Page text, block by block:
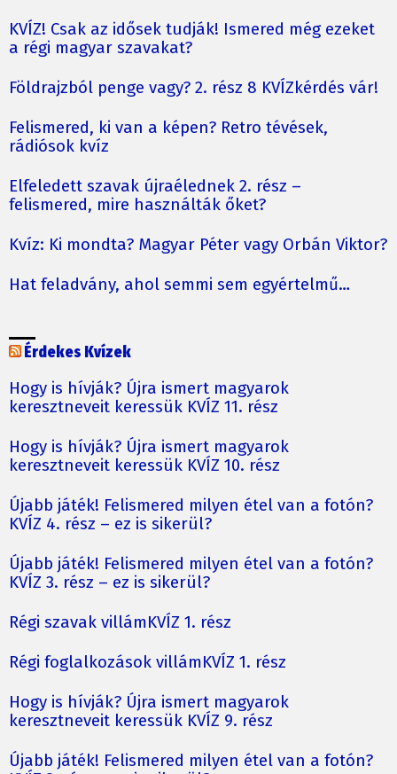
KVÍZ! Csak az idősek tudják! Ismered még ezeket
a régi magyar szavakat?
Földrajzból penge vagy? 2. rész 8 KVÍZkérdés vár!
Felismered, ki van a képen? Retro tévések,
rádiósok kvíz
Elfeledett szavak újraélednek 2. rész –
felismered, mire használták őket?
Kvíz: Ki mondta? Magyar Péter vagy Orbán Viktor?
Hat feladvány, ahol semmi sem egyértelmű…
Érdekes Kvízek
Hogy is hívják? Újra ismert magyarok
keresztneveit keressük KVÍZ 11. rész
Hogy is hívják? Újra ismert magyarok
keresztneveit keressük KVÍZ 10. rész
Újabb játék! Felismered milyen étel van a fotón?
KVÍZ 4. rész – ez is sikerül?
Újabb játék! Felismered milyen étel van a fotón?
KVÍZ 3. rész – ez is sikerül?
Régi szavak villámKVÍZ 1. rész
Régi foglalkozások villámKVÍZ 1. rész
Hogy is hívják? Újra ismert magyarok
keresztneveit keressük KVÍZ 9. rész
Újabb játék! Felismered milyen étel van a fotón?